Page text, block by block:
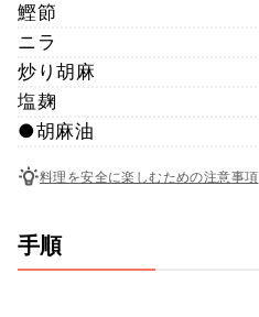
鰹節
ニラ
炒り胡麻
塩麹
●胡麻油
料理を安全に楽しむための注意事項
手順